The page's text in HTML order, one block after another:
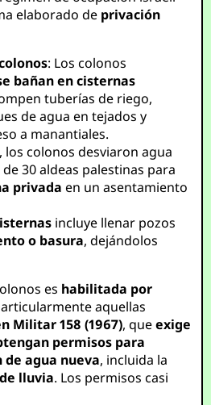
elaborado de privación
: Los colonos
bañan en cisternas
tuberías de riego,
de agua en tejados y
a manantiales.
, los colonos desviaron agua
30 aldeas palestinas para
privada en un asentamiento
incluye llenar pozos
o basura, dejándolos
es habilitada por
aquellas
Militar 158 (1967), queexige
permisos para
agua nueva, incluida la
lluvia. Los permisos casi